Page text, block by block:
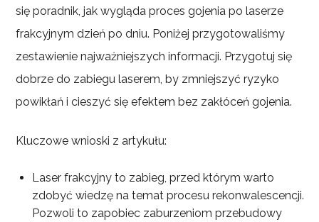
się poradnik, jak wygląda proces gojenia po laserze
frakcyjnym dzień po dniu. Poniżej przygotowaliśmy
zestawienie najważniejszych informacji. Przygotuj się
dobrze do zabiegu laserem, by zmniejszyć ryzyko
powikłań i cieszyć się efektem bez zakłóceń gojenia.
Kluczowe wnioski z artykułu:
Laser frakcyjny to zabieg, przed którym warto
zdobyć wiedzę na temat procesu rekonwalescencji.
Pozwoli to zapobiec zaburzeniom przebudowy